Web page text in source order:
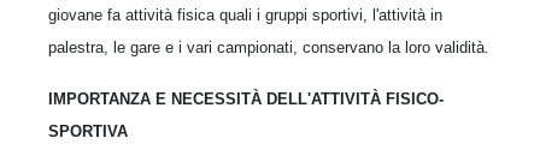
giovane fa attività fisica quali i gruppi sportivi, l'attività in
palestra, le gare e i vari campionati, conservano la loro validità.
IMPORTANZA E NECESSITÀ DELL'ATTIVITÀ FISICO-
SPORTIVA